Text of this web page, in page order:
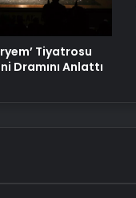
Tiyatrosu
Dramını Anlattı